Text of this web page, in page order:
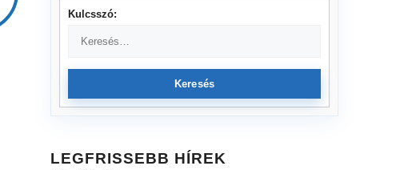
Kulcsszó:
Keresés
LEGFRISSEBB HÍREK